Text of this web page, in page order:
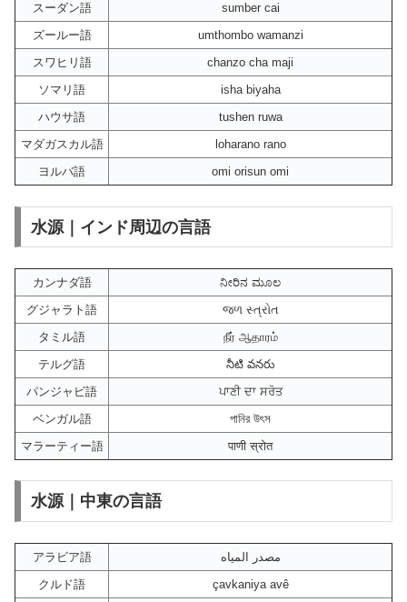
スーダン語
sumber cai
ズールー語
umthombo wamanzi
スワヒリ語
chanzo cha maji
ソマリ語
isha biyaha
ハウサ語
tushen ruwa
マダガスカル語
loharano rano
ヨルバ語
omi orisun omi
水源｜インド周辺の言語
カンナダ語
ನೀರಿನ ಮೂಲ
グジャラト語
જળ સ્ત્રોત
タミル語
நீர் ஆதாரம்
テルグ語
నీటి వనరు
パンジャビ語
ਪਾਣੀ ਦਾ ਸਰੋਤ
ベンガル語
পানির উৎস
マラーティー語
पाणी स्रोत
水源｜中東の言語
アラビア語
مصدر المياه
クルド語
çavkaniya avê